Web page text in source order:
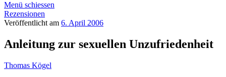
Menü schiessen
Rezensionen
Veröffentlicht am 6. April 2006
Anleitung zur sexuellen Unzufriedenheit
Thomas Kögel